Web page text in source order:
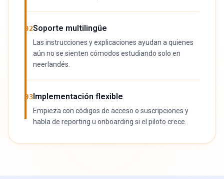
02Soporte multilingüe
Las instrucciones y explicaciones ayudan a quienes
aún no se sienten cómodos estudiando solo en
neerlandés.
03Implementación flexible
Empieza con códigos de acceso o suscripciones y
habla de reporting u onboarding si el piloto crece.